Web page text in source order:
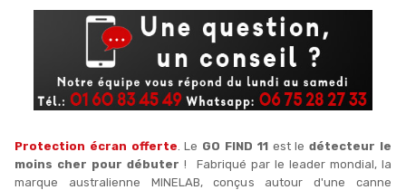
Protection écran offerte . Le GO FIND 11est ledétecteur le
moins cher pour débuter ! Fabriqué par le leader mondial, la
marque australienne MINELAB, conçus autour d'une canne